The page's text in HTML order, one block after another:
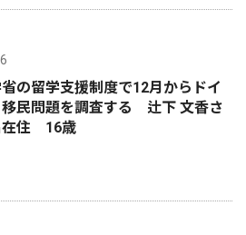
の留学支援制度で12月からドイ
移民問題を調査する 辻下 文香さ
住 16歳